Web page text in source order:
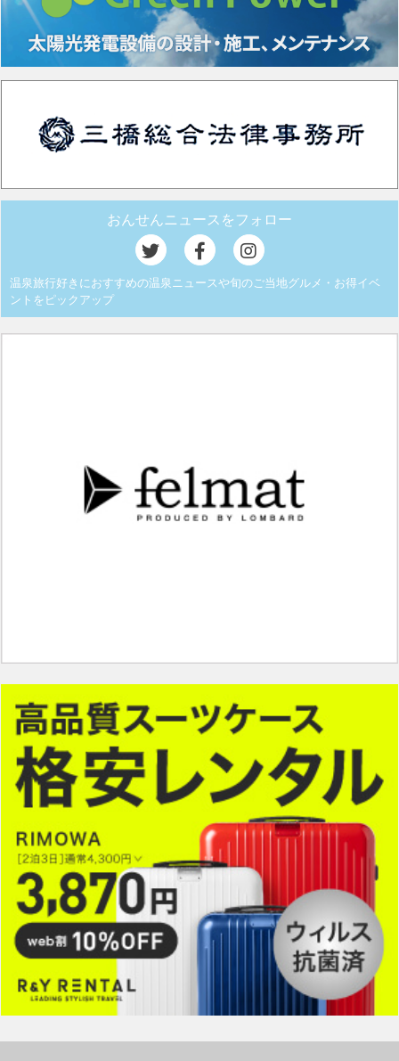
おんせんニュースをフォロー
温泉旅行好きにおすすめの温泉ニュースや旬のご当地グルメ・お得イベ
ントをピックアップ